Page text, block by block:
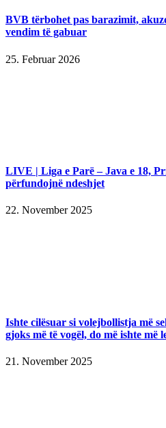
BVB tërbohet pas barazimit,
vendim të gabuar
25. Februar 2026
LIVE | Liga e Parë – Java e 18,
përfundojnë ndeshjet
22. November 2025
Ishte cilësuar si volejbollistja më
gjoks më të vogël, do më ishte më
21. November 2025